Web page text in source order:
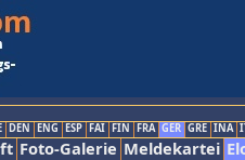
DEN ENG ESP FAI FIN FRA GER GRE INA
Foto-Galerie Meldekartei